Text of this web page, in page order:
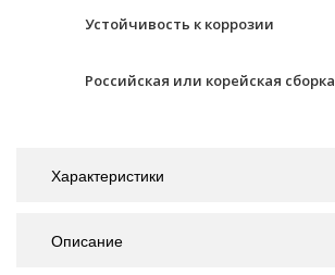
Устойчивость к коррозии
Российская или корейская сборка
Характеристики
Описание